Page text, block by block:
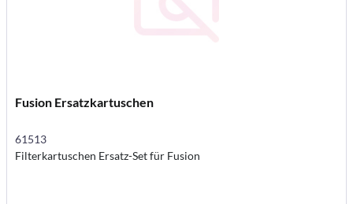
Fusion Ersatzkartuschen
61513
Filterkartuschen Ersatz-Set für Fusion